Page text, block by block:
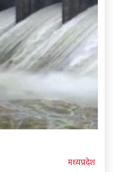
मध्‍यप्रदेश